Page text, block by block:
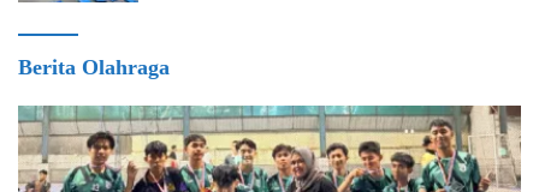
Berita Olahraga